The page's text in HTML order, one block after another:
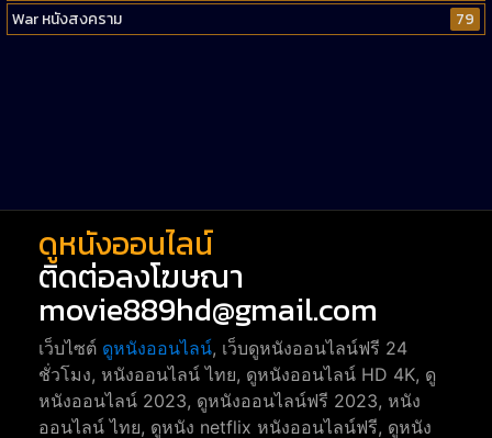
War หนังสงคราม
79
ดูหนังออนไลน์
ติดต่อลงโฆษณา
movie889hd@gmail.com
เว็บไซต์ ดูหนังออนไลน์, เว็บดูหนังออนไลน์ฟรี 24
ชั่วโมง, หนังออนไลน์ ไทย, ดูหนังออนไลน์ HD 4K, ดู
หนังออนไลน์ 2023, ดูหนังออนไลน์ฟรี 2023, หนัง
ออนไลน์ ไทย, ดูหนัง netflix หนังออนไลน์ฟรี, ดูหนัง